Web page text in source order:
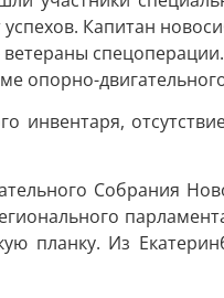
Капитан
ветераны
опорно-
инвентаря,
Собрания
планку. Из